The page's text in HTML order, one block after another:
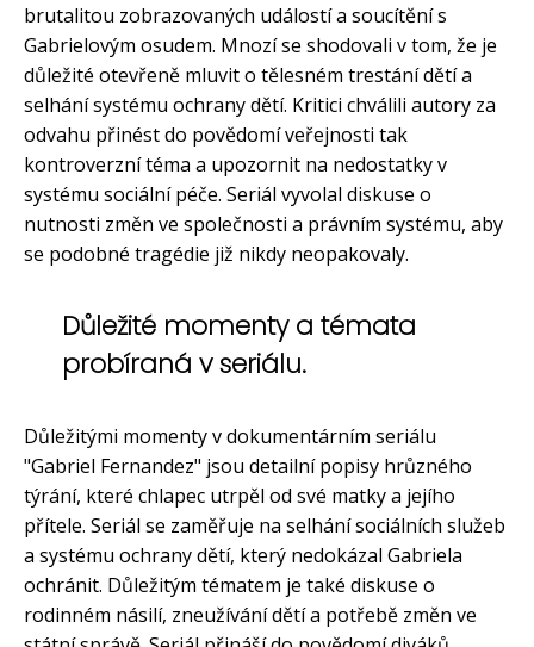
brutalitou zobrazovaných událostí a soucítění s
Gabrielovým osudem. Mnozí se shodovali v tom, že je
důležité otevřeně mluvit o tělesném trestání dětí a
selhání systému ochrany dětí. Kritici chválili autory za
odvahu přinést do povědomí veřejnosti tak
kontroverzní téma a upozornit na nedostatky v
systému sociální péče. Seriál vyvolal diskuse o
nutnosti změn ve společnosti a právním systému, aby
se podobné tragédie již nikdy neopakovaly.
Důležité momenty a témata
probíraná v seriálu.
Důležitými momenty v dokumentárním seriálu
"Gabriel Fernandez" jsou detailní popisy hrůzného
týrání, které chlapec utrpěl od své matky a jejího
přítele. Seriál se zaměřuje na selhání sociálních služeb
a systému ochrany dětí, který nedokázal Gabriela
ochránit. Důležitým tématem je také diskuse o
rodinném násilí, zneužívání dětí a potřebě změn ve